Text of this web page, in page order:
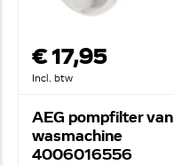
€ 17,95
Incl. btw
AEG pompfilter van
wasmachine
4006016556